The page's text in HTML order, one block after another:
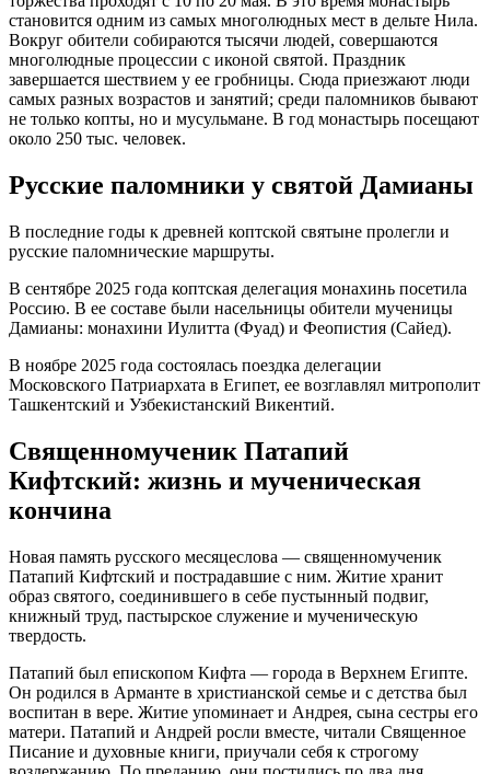
становится одним из самых многолюдных мест в дельте Нила.
Вокруг обители собираются тысячи людей, совершаются
многолюдные процессии с иконой святой. Праздник
завершается шествием у ее гробницы. Сюда приезжают люди
самых разных возрастов и занятий; среди паломников бывают
не только копты, но и мусульмане. В год монастырь посещают
около 250 тыс. человек.
Русские паломники у святой Дамианы
В последние годы к древней коптской святыне пролегли и
русские паломнические маршруты.
В сентябре 2025 года коптская делегация монахинь посетила
Россию. В ее составе были насельницы обители мученицы
Дамианы: монахини Иулитта (Фуад) и Феопистия (Сайед).
В ноябре 2025 года состоялась поездка делегации
Московского Патриархата в Египет, ее возглавлял митрополит
Ташкентский и Узбекистанский Викентий.
Священномученик Патапий
Кифтский: жизнь и мученическая
кончина
Новая память русского месяцеслова — священномученик
Патапий Кифтский и пострадавшие с ним. Житие хранит
образ святого, соединившего в себе пустынный подвиг,
книжный труд, пастырское служение и мученическую
твердость.
Патапий был епископом Кифта — города в Верхнем Египте.
Он родился в Арманте в христианской семье и с детства был
воспитан в вере. Житие упоминает и Андрея, сына сестры его
матери. Патапий и Андрей росли вместе, читали Священное
Писание и духовные книги, приучали себя к строгому